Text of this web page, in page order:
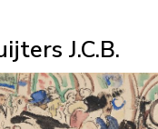
J.C.B.